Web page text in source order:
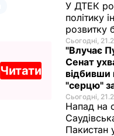
Читати
У ДТЕК
політику
розвитку
Сьогодні,
"Влучає
Сенат
відбивши
"серцю"
Сьогодні,
Напад на
Пакистан